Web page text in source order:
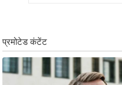
B
r
e